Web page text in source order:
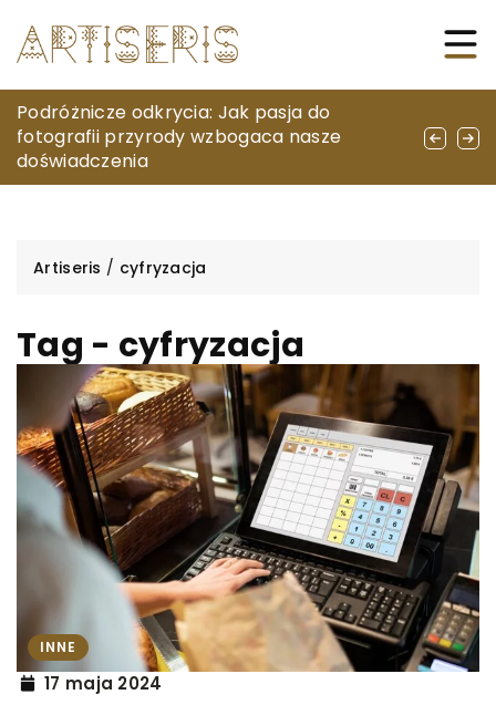
Jak nowoczesne technologie wspierają
osoby z ubytkiem słuchu
Podróżnicze odkrycia: Jak pasja do
fotografii przyrody wzbogaca nasze
doświadczenia
Jak wybrać idealną hulajnogę trzykołową
dla swojego dziecka?
Artiseris / cyfryzacja
Tag - cyfryzacja
INNE
17 maja 2024